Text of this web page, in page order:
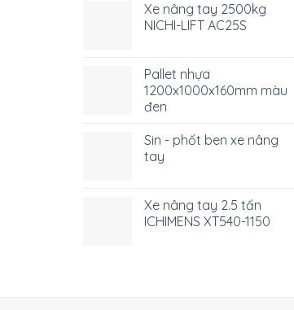
Xe nâng tay 2500kg
NICHI-LIFT AC25S
Pallet nhựa
1200x1000x160mm màu
đen
Sin - phốt ben xe nâng
tay
Xe nâng tay 2.5 tấn
ICHIMENS XT540-1150